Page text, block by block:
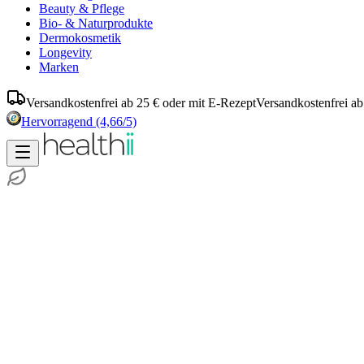
Beauty & Pflege
Bio- & Naturprodukte
Dermokosmetik
Longevity
Marken
Versandkostenfrei ab 25 € oder mit E-RezeptVersandkostenfrei
Hervorragend (4,66/5)